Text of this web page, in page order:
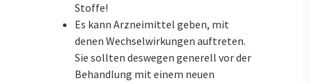
Stoffe!
Es kann Arzneimittel geben, mit
denen Wechselwirkungen auftreten.
Sie sollten deswegen generell vor der
Behandlung mit einem neuen